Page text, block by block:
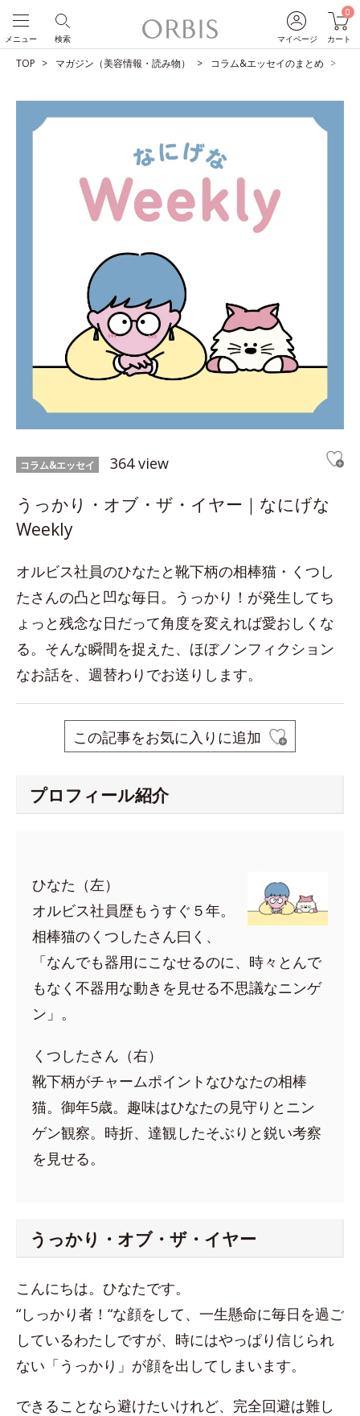
マイページ
0
カート
検索
メニュー
TOP マガジン（美容情報・読み物） コラム&エッセイのまとめ
コラム&エッセイ 364 view
うっかり・オブ・ザ・イヤー｜なにげな
Weekly
オルビス社員のひなたと靴下柄の相棒猫・くつし
たさんの凸と凹な毎日。うっかり！が発生してち
ょっと残念な日だって角度を変えれば愛おしくな
る。そんな瞬間を捉えた、ほぼノンフィクション
なお話を、週替わりでお送りします。
この記事をお気に入りに追加
プロフィール紹介
ひなた（左）
オルビス社員歴もうすぐ５年。
相棒猫のくつしたさん曰く、
「なんでも器用にこなせるのに、時々とんで
もなく不器用な動きを見せる不思議なニンゲ
ン」。
くつしたさん（右）
靴下柄がチャームポイントなひなたの相棒
猫。御年5歳。趣味はひなたの見守りとニン
ゲン観察。時折、達観したそぶりと鋭い考察
を見せる。
うっかり・オブ・ザ・イヤー
こんにちは。ひなたです。
“しっかり者！“な顔をして、一生懸命に毎日を過ご
しているわたしですが、時にはやっぱり信じられ
ない「うっかり」が顔を出してしまいます。
できることなら避けたいけれど、完全回避は難し